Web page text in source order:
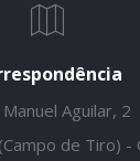
Manuel Aguilar, 2
de Tiro) -